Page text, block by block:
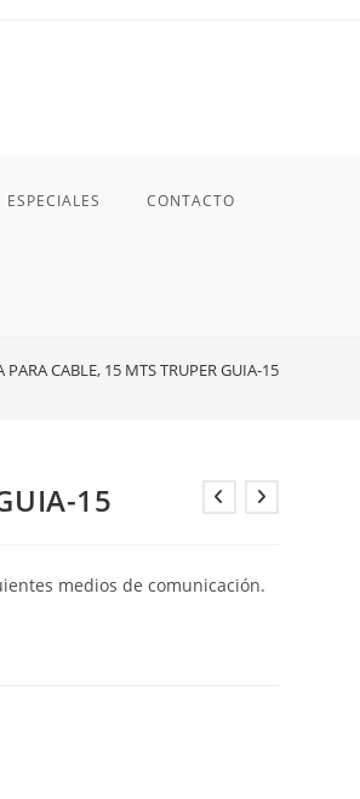
ESPECIALES CONTACTO
PARA CABLE, 15 MTS TRUPER GUIA-15
15
medios de comunicación.